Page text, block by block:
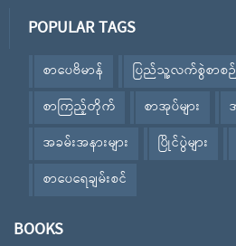
POPULAR TAGS
စာပေဗိမာန် ပြည်သူ့လက်စွဲစာစဉ်
စာကြည့်တိုက်
စာအုပ်များ
အခမ်းအနားများ
ပြိုင်ပွဲများ
စာပေရေချမ်းစင်
BOOKS